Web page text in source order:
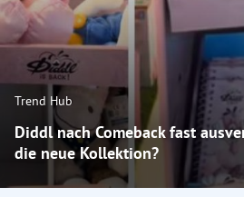
Trend Hub
Diddl nach Comeback fast
die neue Kollektion?